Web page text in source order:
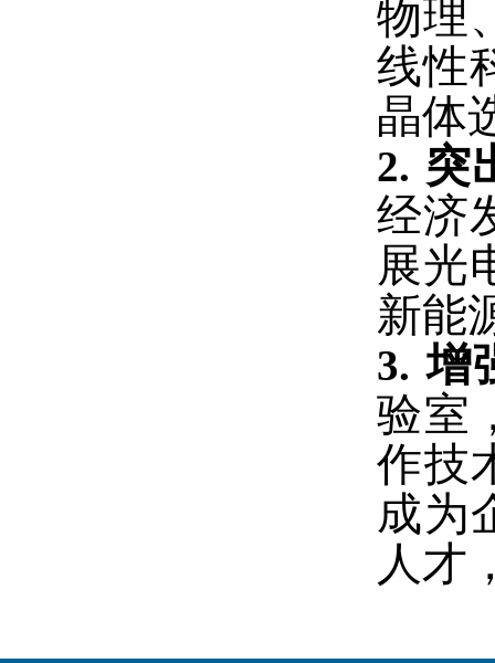
物理
线性
晶体
2. 突
经济
展光
新能
3. 增
验室
作技
成为
人才